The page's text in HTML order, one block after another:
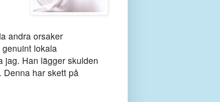
andra orsaker
lokala
jag. Han lägger skulden
Denna har skett på